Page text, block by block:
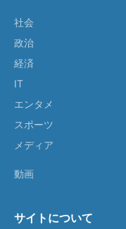
社会
政治
経済
IT
エンタメ
スポーツ
メディア
動画
サイトについて